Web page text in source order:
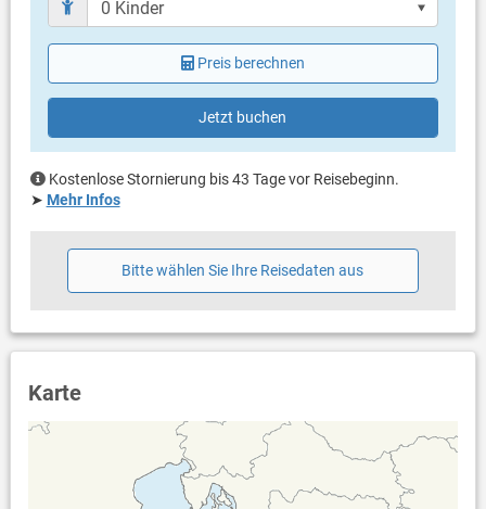
Privater Parkplatz auf dem Grundstück
Klimaanlage im Preis inklusive
Eigentümer lebt im gleichen Haus
Bettwäsche vorhanden
Handtücher vorhanden
Internet per WLAN
Preis berechnen
Jetzt buchen
Kostenlose Stornierung bis 43 Tage vor Reisebeginn.
➤ Mehr Infos
Bitte wählen Sie Ihre Reisedaten aus
Karte